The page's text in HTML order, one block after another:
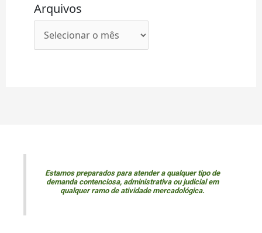
Arquivos
Estamos preparados para atender a qualquer tipo de
demanda contenciosa, administrativa ou judicial em
qualquer ramo de atividade mercadológica.